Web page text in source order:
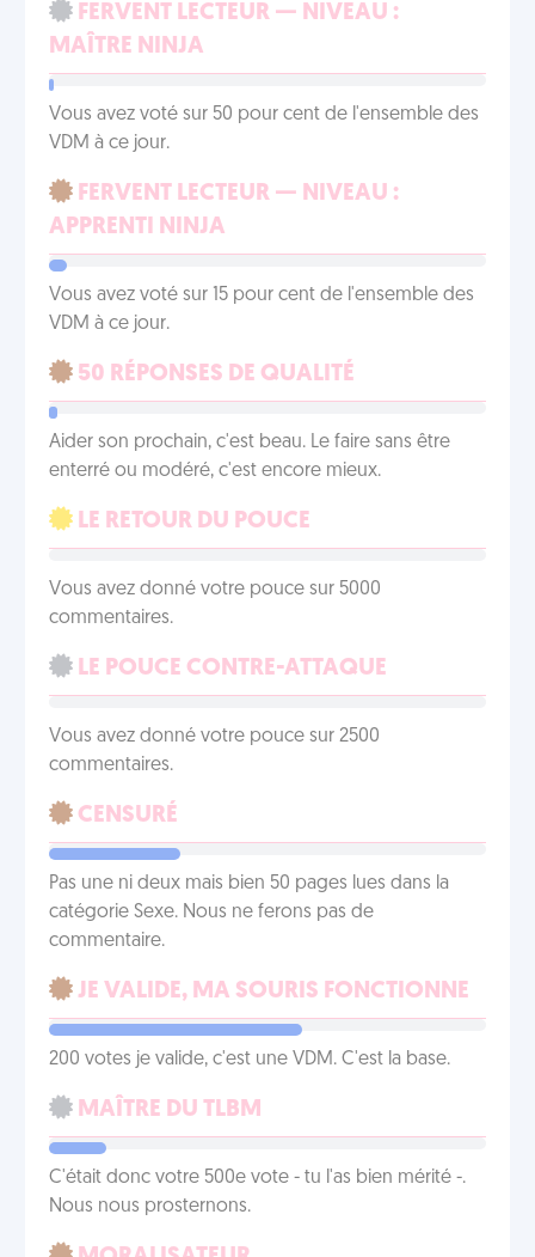
FERVENT LECTEUR — NIVEAU :
MAÎTRE NINJA
Vous avez voté sur 50 pour cent de l'ensemble des
VDM à ce jour.
FERVENT LECTEUR — NIVEAU :
APPRENTI NINJA
Vous avez voté sur 15 pour cent de l'ensemble des
VDM à ce jour.
50 RÉPONSES DE QUALITÉ
Aider son prochain, c'est beau. Le faire sans être
enterré ou modéré, c'est encore mieux.
LE RETOUR DU POUCE
Vous avez donné votre pouce sur 5000
commentaires.
LE POUCE CONTRE-ATTAQUE
Vous avez donné votre pouce sur 2500
commentaires.
CENSURÉ
Pas une ni deux mais bien 50 pages lues dans la
catégorie Sexe. Nous ne ferons pas de
commentaire.
JE VALIDE, MA SOURIS FONCTIONNE
200 votes je valide, c'est une VDM. C'est la base.
MAÎTRE DU TLBM
C'était donc votre 500e vote - tu l'as bien mérité -.
Nous nous prosternons.